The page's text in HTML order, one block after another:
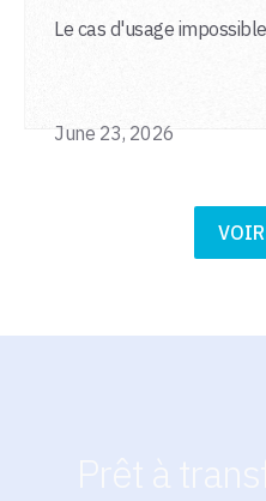
Le cas d'usage
June 23, 2026